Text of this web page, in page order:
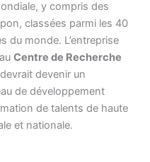
y compris des
classées parmi les 40
du monde. L’entreprise
Centre de Recherche
devenir un
de développement
de talents de haute
et nationale.